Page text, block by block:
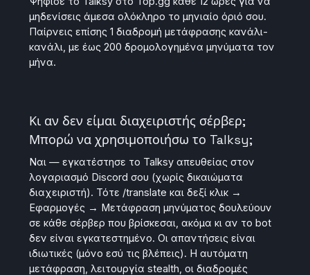
μηδενίσεις άμεσα ολόκληρο το μηνιαίο όριό σου.
Παίρνεις επίσης 1 διαδρομή μετάφρασης κανάλι-
κανάλι, με έως 200 δρομολογημένα μηνύματα τον
μήνα.
Κι αν δεν είμαι διαχειριστής σέρβερ;
Μπορώ να χρησιμοποιήσω το Talksy;
Ναι — εγκατέστησε το Talksy απευθείας στον
λογαριασμό Discord σου (χωρίς δικαιώματα
διαχειριστή). Τότε /translate και δεξί κλικ →
Εφαρμογές → Μετάφραση μηνύματος δουλεύουν
σε κάθε σέρβερ που βρίσκεσαι, ακόμα κι αν το bot
δεν είναι εγκατεστημένο. Οι απαντήσεις είναι
ιδιωτικές (μόνο εσύ τις βλέπεις). Η αυτόματη
μετάφραση, λειτουργία stealth, οι διαδρομές